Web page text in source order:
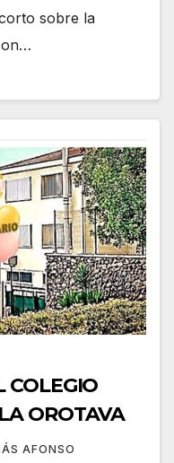
sobre la
COLEGIO
OROTAVA
AFONSO